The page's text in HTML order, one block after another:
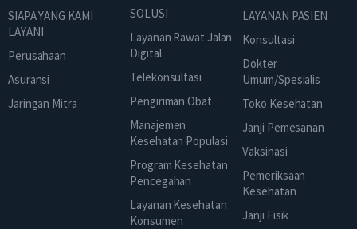
SIAPA YANG KAMI
LAYANI
Perusahaan
Asuransi
Jaringan Mitra
SOLUSI
Layanan Rawat Jalan
Digital
Telekonsultasi
Pengiriman Obat
Manajemen
Kesehatan Populasi
Program Kesehatan
Pencegahan
Layanan Kesehatan
Konsumen
LAYANAN PASIEN
Konsultasi
Dokter
Umum/Spesialis
Toko Kesehatan
Janji Pemesanan
Vaksinasi
Pemeriksaan
Kesehatan
Janji Fisik